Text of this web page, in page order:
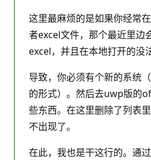
这里最麻烦的是如果你经常
者excel文件，那个最近里边
excel，并且在本地打开的没
导致，你必须有个新的系统
的形式）。然后去uwp版的
些东西。在这里删除了列表
不出现了。
在此，我也是干这行的。通